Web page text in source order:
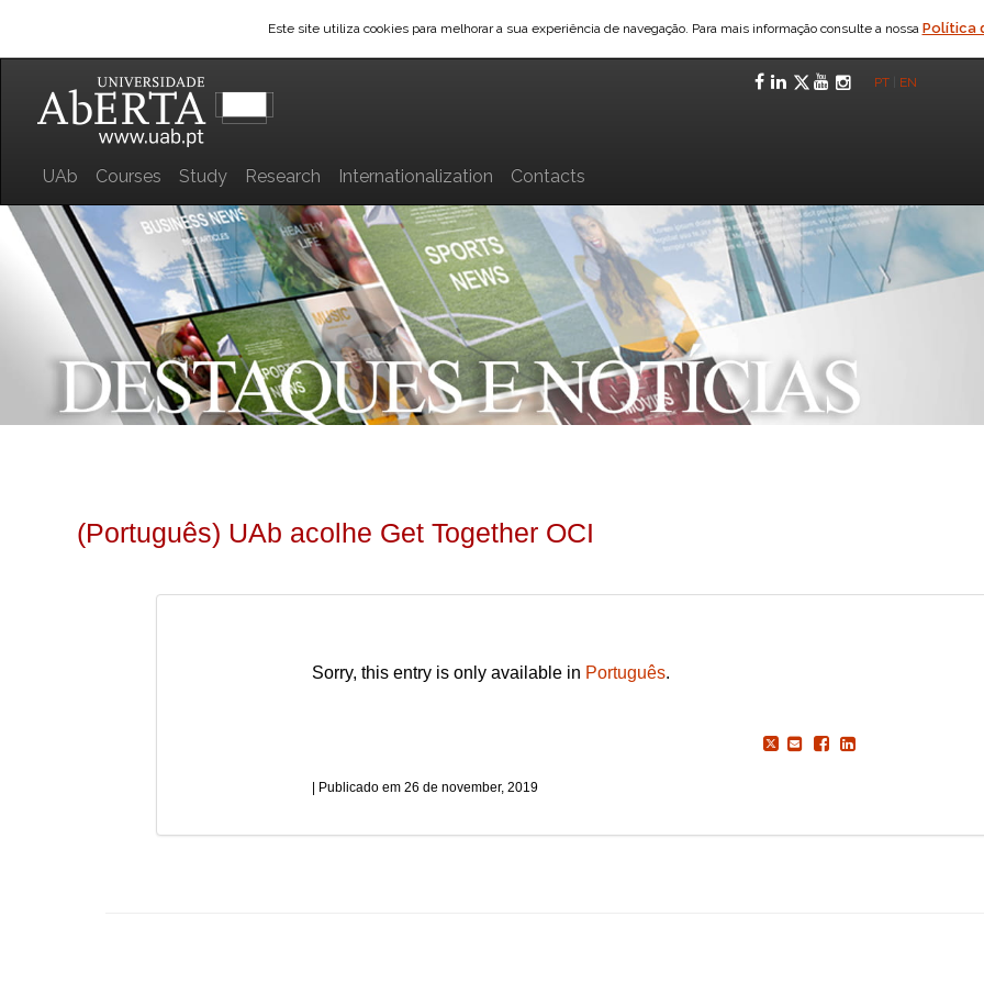
Este site utiliza cookies para melhorar a sua experiência de navegação. Para mais informação consulte a nossa Política
Facebook
LinkedIn
Twitter
YouTube
PT EN
UAb Courses Study Research Internationalization Contacts
(Português) UAb acolhe Get Together OCI
Sorry, this entry is only available in Português.
26 de november, 2019